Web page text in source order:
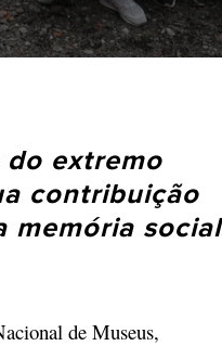
extremo
contribuição
memória social
de Museus,